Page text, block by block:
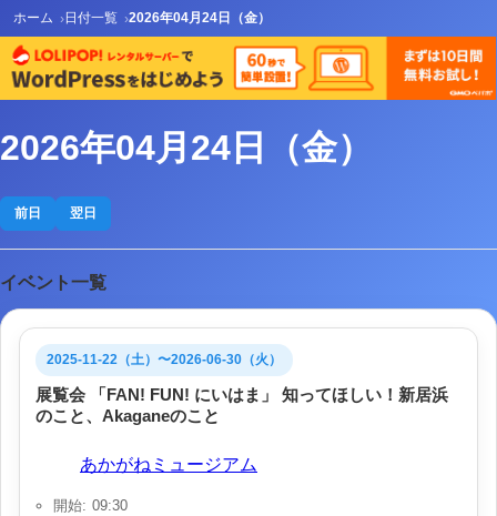
ホーム 日付一覧 2026年04月24日（金）
2026年04月24日（金）
前日 翌日
イベント一覧
2025-11-22（土）〜2026-06-30（火）
展覧会 「FAN! FUN! にいはま」 知ってほしい！新居浜
のこと、Akaganeのこと
あかがねミュージアム
開始: 09:30